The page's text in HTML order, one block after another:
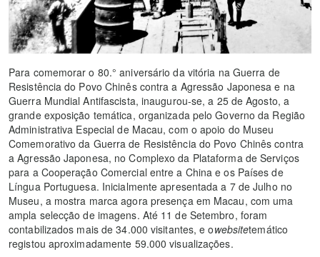
Para comemorar o 80.° aniversário da vitória na Guerra de
Resistência do Povo Chinês contra a Agressão Japonesa e na
Guerra Mundial Antifascista, inaugurou-se, a 25 de Agosto, a
grande exposição temática, organizada pelo Governo da Região
Administrativa Especial de Macau, com o apoio do Museu
Comemorativo da Guerra de Resistência do Povo Chinês contra
a Agressão Japonesa, no Complexo da Plataforma de Serviços
para a Cooperação Comercial entre a China e os Países de
Língua Portuguesa. Inicialmente apresentada a 7 de Julho no
Museu, a mostra marca agora presença em Macau, com uma
ampla selecção de imagens. Até 11 de Setembro, foram
contabilizados mais de 34.000 visitantes, e owebsitetemático
registou aproximadamente 59.000 visualizações.